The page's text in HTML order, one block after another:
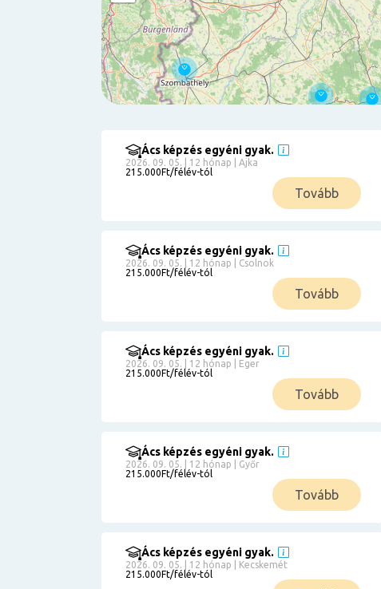
Szűrés
Érettségi
Részletfizetéssel
Ács képzés egyéni gyak.
2026. 09. 05. | 12 hónap | Ajka
215.000Ft/félév-tól
Tovább
Ács képzés egyéni gyak.
2026. 09. 05. | 12 hónap | Csolnok
215.000Ft/félév-tól
Tovább
Ács képzés egyéni gyak.
2026. 09. 05. | 12 hónap | Eger
215.000Ft/félév-tól
Tovább
Ács képzés egyéni gyak.
2026. 09. 05. | 12 hónap | Győr
215.000Ft/félév-tól
Tovább
Ács képzés egyéni gyak.
2026. 09. 05. | 12 hónap | Kecskemét
215.000Ft/félév-tól